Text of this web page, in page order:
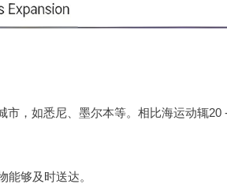
，如悉尼、墨尔本等。相比海运动辄20
能够及时送达。